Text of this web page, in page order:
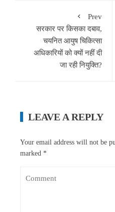
Prev
सरकार पर किसका दबाव,
चयनित आयुष चिकित्सा
अधिकारियों को क्यों नहीं दी
जा रही नियुक्ति?
LEAVE A REPLY
Your email address will not be
marked *